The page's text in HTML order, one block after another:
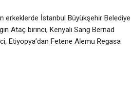
erkeklerde İstanbul Büyükşehir Belediye
Ataç birinci, Kenyalı Sang Bernad
Etiyopya’dan Fetene Alemu Regasa